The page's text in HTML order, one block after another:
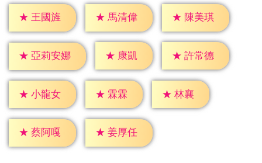
★ 王國旌 ★ 馬清偉 ★ 陳美琪
★ 亞莉安娜 ★ 康凱 ★ 許常德
★ 小龍女 ★ 霖霖 ★ 林襄
★ 蔡阿嘎 ★ 姜厚任